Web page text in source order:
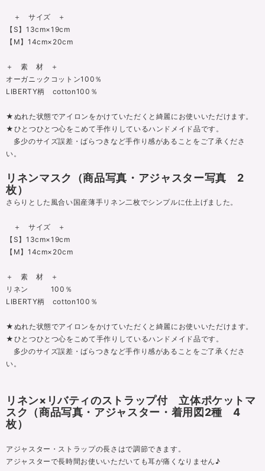
＋ サイズ ＋
【S】13cm×19cm
【M】14cm×20cm
＋ 素 材 ＋
オーガニックコットン100％
LIBERTY柄 cotton100％
★ぬれた状態でアイロンをかけていただくと綺麗にお使いいただけます。
★ひとつひとつ心をこめて手作りしているハンドメイド品です。
多少のサイズ誤差・ばらつきなど手作り感があることをご了承くださ
い。
リネンマスク（商品写真・アジャスター写真 2
枚）
さらりとした風合い国産薄手リネン二枚でシンプルに仕上げました。
＋ サイズ ＋
【S】13cm×19cm
【M】14cm×20cm
＋ 素 材 ＋
リネン 100％
LIBERTY柄 cotton100％
★ぬれた状態でアイロンをかけていただくと綺麗にお使いいただけます。
★ひとつひとつ心をこめて手作りしているハンドメイド品です。
多少のサイズ誤差・ばらつきなど手作り感があることをご了承くださ
い。
リネン×リバティのストラップ付 立体ポケットマ
スク（商品写真・アジャスター・着用図2種 4
枚）
アジャスター・ストラップの長さはで調節できます。
アジャスターで長時間お使いいただいても耳が痛くなりません♪